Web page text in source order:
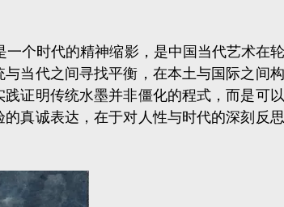
时代的精神缩影，是中国当代艺术在
当代之间寻找平衡，在本土与国际之间
证明传统水墨并非僵化的程式，而是可
真诚表达，在于对人性与时代的深刻反